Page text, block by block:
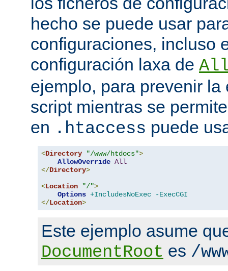
hecho se puede usar
configuraciones, incluso
configuración laxa de
ejemplo, para prevenir la
script mientras se
en .htaccess puede
<Directory "/www/htdocs">
AllowOverride All
</Directory>
<Location "/">
Options +IncludesNoExec
-ExecCGI
</Location>
Este ejemplo asume
DocumentRoot es /